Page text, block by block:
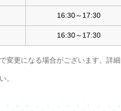
16:30～17:30
16:30～17:30
更になる場合がございます。詳
。